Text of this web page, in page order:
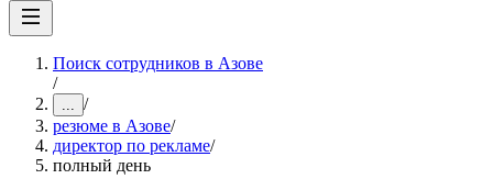
Поиск сотрудников в Азове
/
... /
резюме в Азове/
директор по рекламе/
полный день